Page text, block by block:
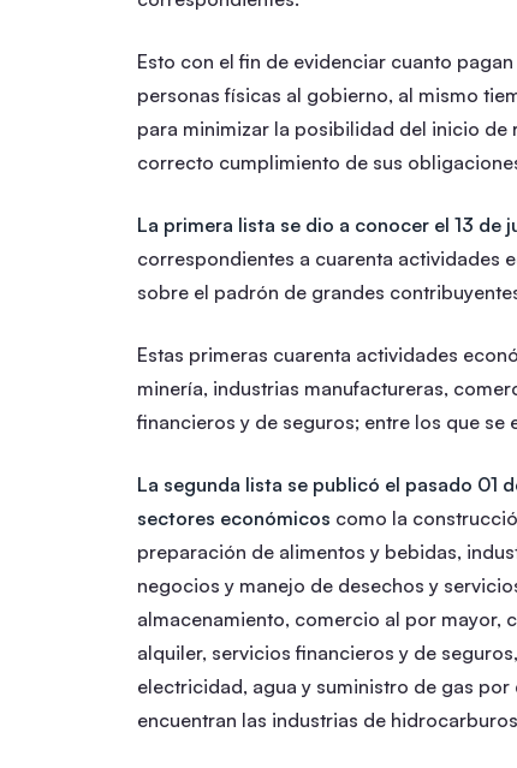
Esto con el fin de evidenciar cuanto
personas físicas al gobierno, al mismo
para minimizar la posibilidad del inicio
correcto cumplimiento de sus
La primera lista se dio a conocer el 13 de
correspondientes a cuarenta actividades
sobre el padrón de grandes
Estas primeras cuarenta actividades
minería, industrias manufactureras,
financieros y de seguros; entre los que
La segunda lista se publicó el pasado 01
sectores económicos como la
preparación de alimentos y bebidas,
negocios y manejo de desechos y
almacenamiento, comercio al por mayor,
alquiler, servicios financieros y de
electricidad, agua y suministro de gas
encuentran las industrias de